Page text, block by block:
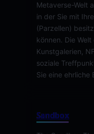
Metaverse-Welt
in der Sie mit
(Parzellen)
können. Die
Kunstgalerien,
soziale
Sie eine
Sandbox